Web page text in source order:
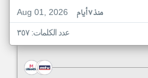
Aug 01, 2026
منذ ٧ أيام
عدد الكلمات: ٣٥٧